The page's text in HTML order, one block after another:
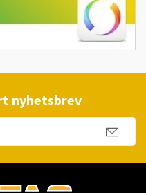
nyhetsbrev